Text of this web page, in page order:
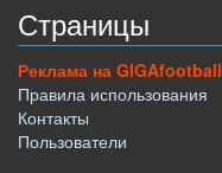
Страницы
Реклама на GIGAfootball
Правила использования
Контакты
Пользователи